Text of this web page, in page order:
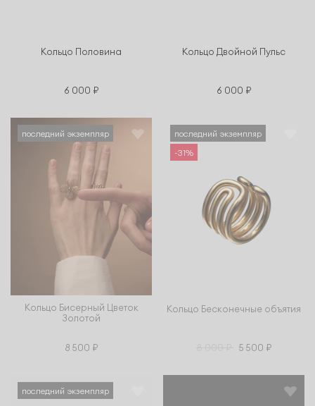
Кольцо Половина
6 000 ₽
Кольцо Двойной Пульс
6 000 ₽
последний экземпляр
Кольцо Бисерный Цветок
Золотой
8 500 ₽
последний экземпляр
-31%
Кольцо Бесконечные объятия
5 500 ₽
последний экземпляр